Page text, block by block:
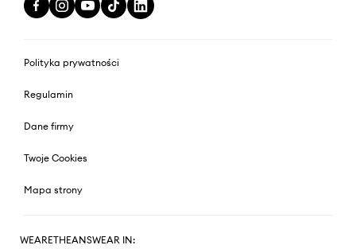
Polityka prywatności
Regulamin
Dane firmy
Twoje Cookies
Mapa strony
WEARETHEANSWEAR IN: